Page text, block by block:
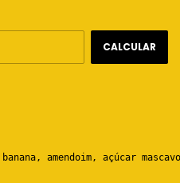
CALCULAR
amendoim, açúcar